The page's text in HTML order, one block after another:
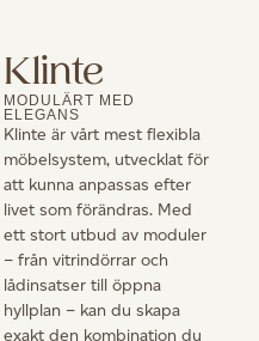
Klinte
MODULÄRT MED
ELEGANS
Klinte är vårt mest flexibla
möbelsystem, utvecklat för
att kunna anpassas efter
livet som förändras. Med
ett stort utbud av moduler
– från vitrindörrar och
lådinsatser till öppna
hyllplan – kan du skapa
exakt den kombination du